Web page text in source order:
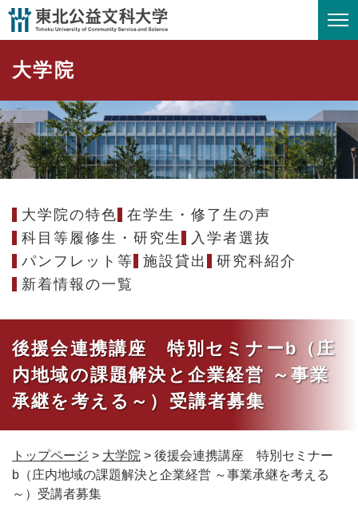
ペ
頭
で
す
。
メニューを飛ばして本文へ
大学院
大学院の特色
在学生・修了生の声
科目等履修生・研究生
入学者選抜
パンフレット等
施設貸出
研究科紹介
新着情報の一覧
後援会連携講座 特別セミナーb（庄
内地域の課題解決と企業経営 ～事業
承継を考える～）受講者募集
トップページ > 大学院 > 後援会連携講座 特別セミナー
b（庄内地域の課題解決と企業経営 ～事業承継を考える
～）受講者募集